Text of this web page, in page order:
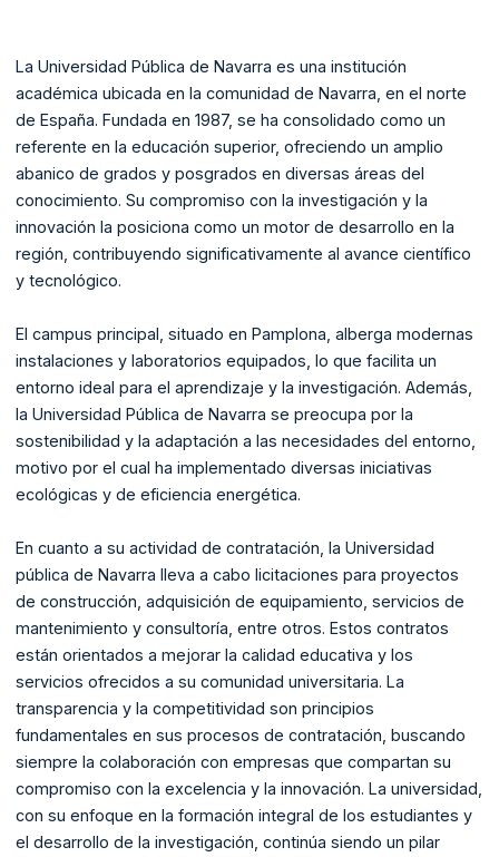
La Universidad Pública de Navarra es una institución
académica ubicada en la comunidad de Navarra, en el norte
de España. Fundada en 1987, se ha consolidado como un
referente en la educación superior, ofreciendo un amplio
abanico de grados y posgrados en diversas áreas del
conocimiento. Su compromiso con la investigación y la
innovación la posiciona como un motor de desarrollo en la
región, contribuyendo significativamente al avance científico
y tecnológico.
El campus principal, situado en Pamplona, alberga modernas
instalaciones y laboratorios equipados, lo que facilita un
entorno ideal para el aprendizaje y la investigación. Además,
la Universidad Pública de Navarra se preocupa por la
sostenibilidad y la adaptación a las necesidades del entorno,
motivo por el cual ha implementado diversas iniciativas
ecológicas y de eficiencia energética.
En cuanto a su actividad de contratación, la Universidad
pública de Navarra lleva a cabo licitaciones para proyectos
de construcción, adquisición de equipamiento, servicios de
mantenimiento y consultoría, entre otros. Estos contratos
están orientados a mejorar la calidad educativa y los
servicios ofrecidos a su comunidad universitaria. La
transparencia y la competitividad son principios
fundamentales en sus procesos de contratación, buscando
siempre la colaboración con empresas que compartan su
compromiso con la excelencia y la innovación. La universidad,
con su enfoque en la formación integral de los estudiantes y
el desarrollo de la investigación, continúa siendo un pilar